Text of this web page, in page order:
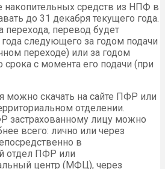
накопительных средств из НПФ в
до 31 декабря текущего года.
перехода, перевод будет
следующего за годом подачи
переходе) или за годом
срока с момента его подачи (при
можно скачать на сайте ПФР или
отделении.
застрахованному лицу можно
всего: лично или через
в
отдел ПФР или
центр (МФЦ), через